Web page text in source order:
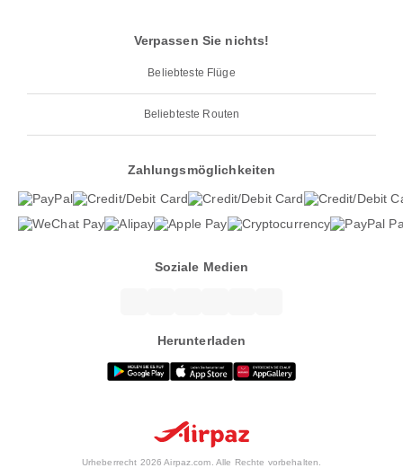
Verpassen Sie nichts!
Beliebteste Flüge
Beliebteste Routen
Zahlungsmöglichkeiten
Soziale Medien
Herunterladen
Urheberrecht 2026 Airpaz.com. Alle Rechte vorbehalten.